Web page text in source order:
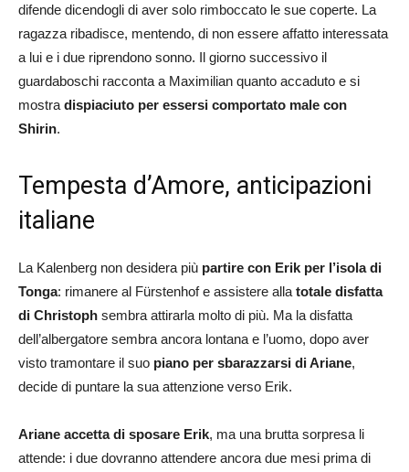
difende dicendogli di aver solo rimboccato le sue coperte. La
ragazza ribadisce, mentendo, di non essere affatto interessata
a lui e i due riprendono sonno. Il giorno successivo il
guardaboschi racconta a Maximilian quanto accaduto e si
mostra dispiaciuto per essersi comportato male con
Shirin.
Tempesta d’Amore, anticipazioni
italiane
La Kalenberg non desidera più partire con Erik per l’isola di
Tonga: rimanere al Fürstenhof e assistere alla totale disfatta
di Christoph sembra attirarla molto di più. Ma la disfatta
dell’albergatore sembra ancora lontana e l’uomo, dopo aver
visto tramontare il suo piano per sbarazzarsi di Ariane,
decide di puntare la sua attenzione verso Erik.
Ariane accetta di sposare Erik, ma una brutta sorpresa li
attende: i due dovranno attendere ancora due mesi prima di